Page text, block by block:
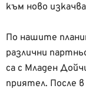
към ново
По нашите
различни
са с Младен
приятел. После